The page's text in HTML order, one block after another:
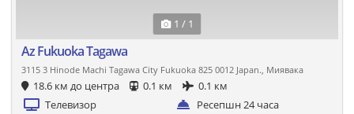
1 / 1
Az Fukuoka Tagawa
3115 3 Hinode Machi Tagawa City Fukuoka 825 0012 Japan., Миявака
18.6 км до центра 0.1 км
0.1 км
Телевизор
Ресепшн 24 часа